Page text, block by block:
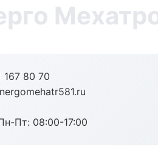
167 80 70
Пт: 08:00-17:00